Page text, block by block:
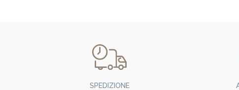
SPEDIZIONE